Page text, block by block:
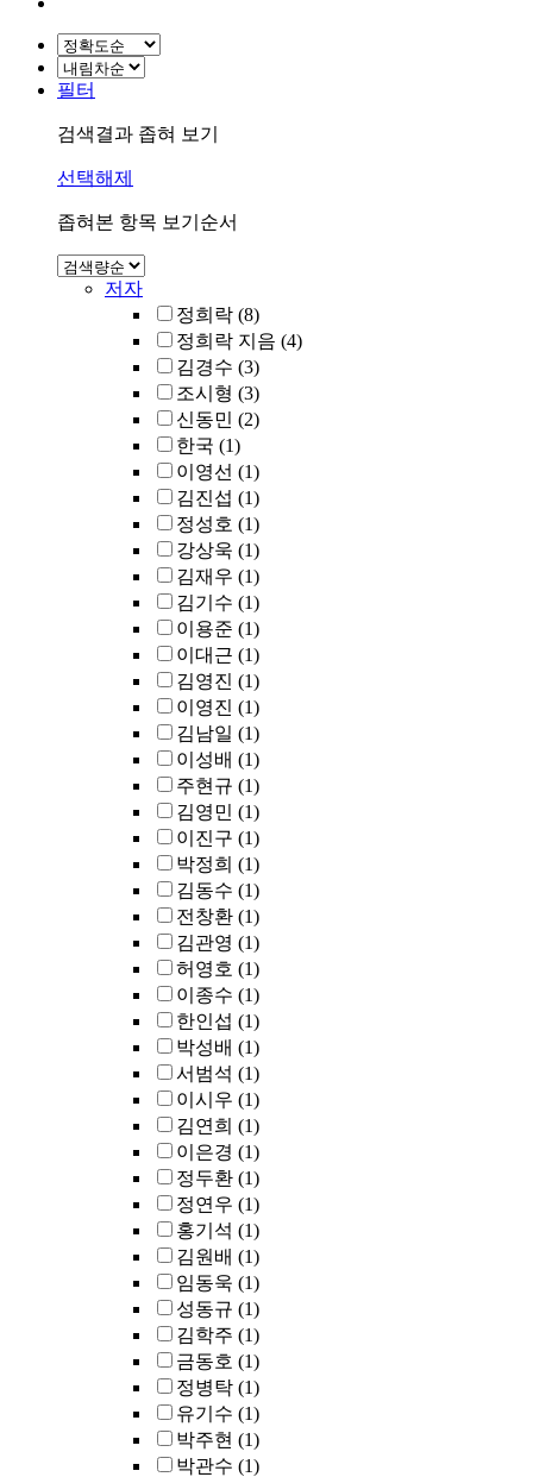
필터
검색결과 좁혀 보기
선택해제
좁혀본 항목 보기순서
저자
정희락 (8)
정희락 지음 (4)
김경수 (3)
조시형 (3)
신동민 (2)
한국 (1)
이영선 (1)
김진섭 (1)
정성호 (1)
강상욱 (1)
김재우 (1)
김기수 (1)
이용준 (1)
이대근 (1)
김영진 (1)
이영진 (1)
김남일 (1)
이성배 (1)
주현규 (1)
김영민 (1)
이진구 (1)
박정희 (1)
김동수 (1)
전창환 (1)
김관영 (1)
허영호 (1)
이종수 (1)
한인섭 (1)
박성배 (1)
서범석 (1)
이시우 (1)
김연희 (1)
이은경 (1)
정두환 (1)
정연우 (1)
홍기석 (1)
김원배 (1)
임동욱 (1)
성동규 (1)
김학주 (1)
금동호 (1)
정병탁 (1)
유기수 (1)
박주현 (1)
박관수 (1)